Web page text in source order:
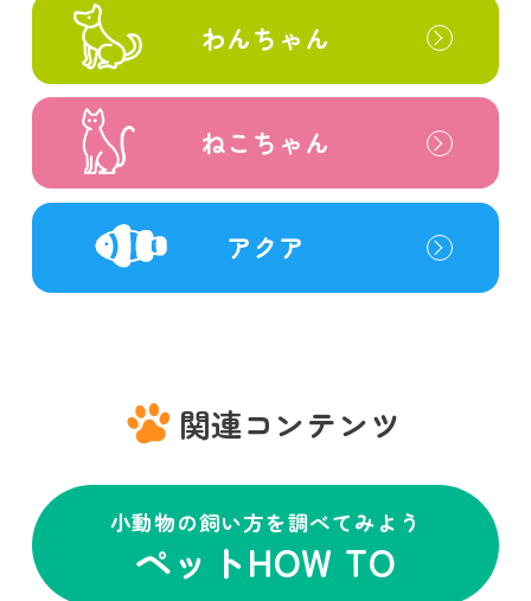
わんちゃん
ねこちゃん
アクア
関連コンテンツ
小動物の飼い方を調べてみよう
ペットHOW TO